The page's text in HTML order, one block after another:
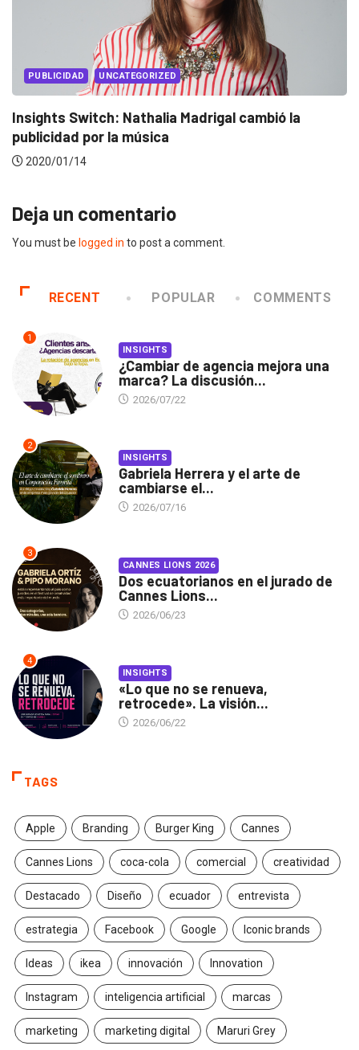
EVENTOS LUX AWARDS
Conoce a los ganadores de Lux Awards 2019
2019/12/04
Deja un comentario
You must be logged in to post a comment.
RECENT POPULAR COMMENTS
1
INSIGHTS
¿Cambiar de agencia mejora una
marca? La discusión...
2026/07/22
2
INSIGHTS
Gabriela Herrera y el arte de
cambiarse el...
2026/07/16
3
CANNES LIONS 2026
Dos ecuatorianos en el jurado de
Cannes Lions...
2026/06/23
4
INSIGHTS
«Lo que no se renueva,
retrocede». La visión...
2026/06/22
TAGS
Apple Branding Burger King Cannes
Cannes Lions coca-cola comercial creatividad
Destacado Diseño ecuador entrevista
estrategia Facebook Google Iconic brands
Ideas ikea innovación Innovation
Instagram inteligencia artificial marcas
marketing marketing digital Maruri Grey